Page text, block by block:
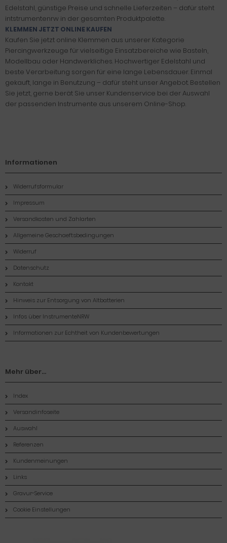
Edelstahl, günstige Preise und schnelle Lieferzeiten – dafür steht
intstrumentenrw in der gesamten Produktpalette.
KLEMMEN JETZT ONLINE KAUFEN
Kaufen Sie jetzt online Klemmen aus unserer Kategorie
Piercingwerkzeuge für vielseitige Einsatzbereiche wie Basteln,
Modellbau oder Handwerkliches. Hochwertiger Edelstahl und
beste Verarbeitung sorgen für eine lange Lebensdauer. Einmal
gekauft, lange in Benutzung – dafür steht unser Angebot. Bestellen
Sie jetzt, gerne berät Sie unser Kundenservice bei der Auswahl
der passenden Instrumente aus unserem Online-Shop.
Informationen
Widerrufsformular
Impressum
Versandkosten und Zahlarten
Allgemeine Geschaeftsbedingungen
Widerruf
Datenschutz
Kontakt
Hinweis zur Entsorgung von Altbatterien
Infos über InstrumenteNRW
Informationen zur Echtheit von Kundenbewertungen
Mehr über...
Index
Versandinfoseite
Auswahl
Referenzen
Kundenmeinungen
Links
Gravur-Service
Cookie Einstellungen